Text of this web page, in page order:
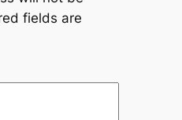
fields are